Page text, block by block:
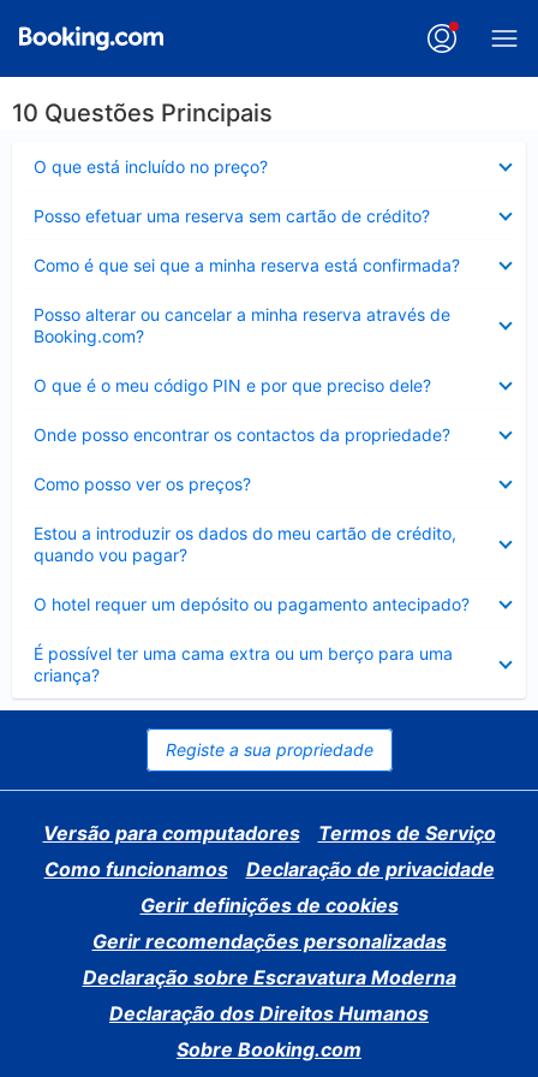
10 Questões Principais
O que está incluído no preço?
fechado
Posso efetuar uma reserva sem cartão de crédito?
fechado
Como é que sei que a minha reserva está confirmada?
fechado
Posso alterar ou cancelar a minha reserva através de
Booking.com?
fechado
O que é o meu código PIN e por que preciso dele?
fechado
Onde posso encontrar os contactos da propriedade?
fechado
Como posso ver os preços?
fechado
Estou a introduzir os dados do meu cartão de crédito,
quando vou pagar?
fechado
O hotel requer um depósito ou pagamento antecipado?
fechado
É possível ter uma cama extra ou um berço para uma
criança?
Elemento
fechado
Registe a sua propriedade
Versão para computadores
Termos de Serviço
Como funcionamos
Declaração de privacidade
Gerir definições de cookies
Gerir recomendações personalizadas
Declaração sobre Escravatura Moderna
Declaração dos Direitos Humanos
Sobre Booking.com